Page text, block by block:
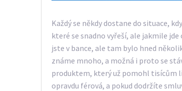
Každý se někdy dostane do situace,
které se snadno vyřeší, ale jakmile
jste v bance, ale tam bylo hned
známe mnoho, a možná i proto se
produktem, který už pomohl tisícům
opravdu férová, a pokud dodržíte